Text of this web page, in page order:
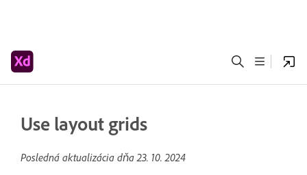
Use layout grids
Posledná aktualizácia dňa23. 10. 2024